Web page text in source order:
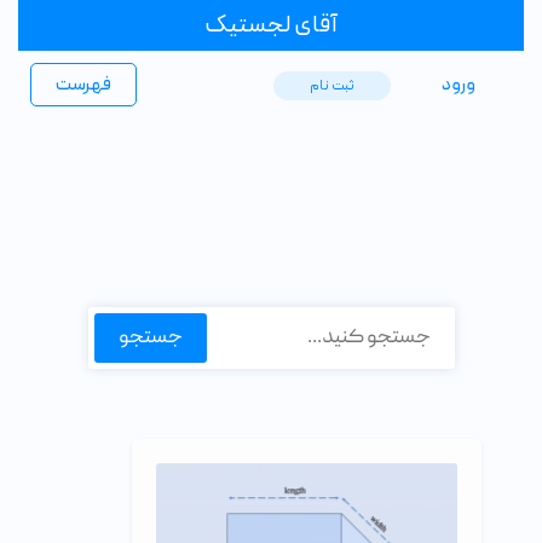
آقای لجستیک
فهرست ورود ثبت ‌نام
جستجو